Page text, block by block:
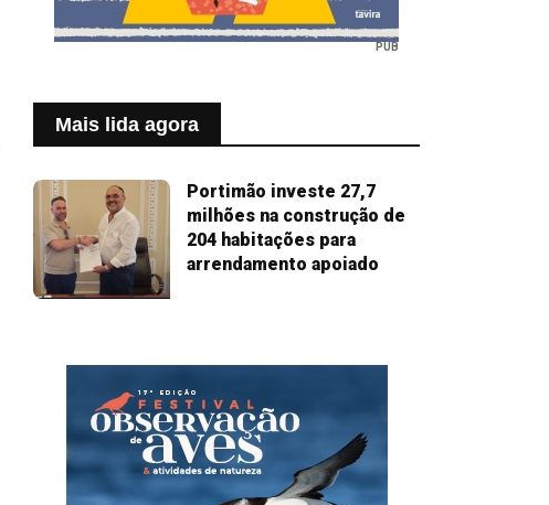
PUB
Mais lida agora
Portimão investe 27,7
milhões na construção de
204 habitações para
arrendamento apoiado